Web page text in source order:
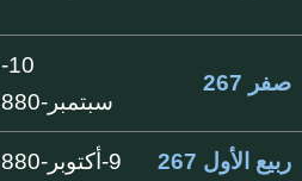
صفر 267
10-
سبتمبر-880
ربيع الأول 267 9-أكتوبر-880